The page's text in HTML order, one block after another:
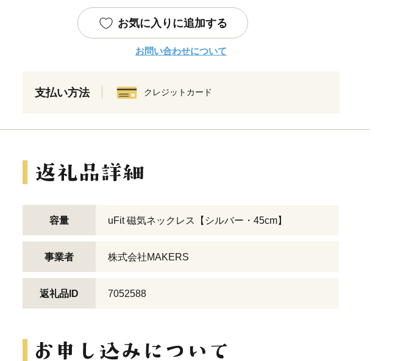
お気に入りに追加する
お問い合わせについて
支払い方法 クレジットカード
容量 uFit 磁気ネックレス【シルバー・45cm】
事業者 株式会社MAKERS
返礼品ID 7052588